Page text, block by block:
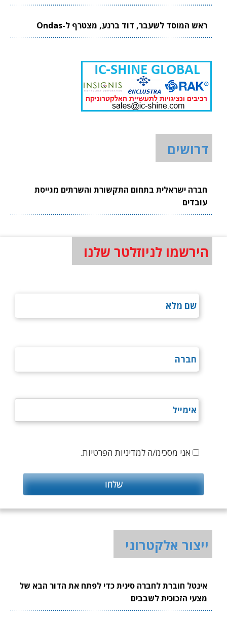
ראש המוסד לשעבר, דוד ברנע, מצטרף ל-Ondas
דרושים
חברה ישראלית בתחום התקשורת והשרתים מגייסת
עובדים
הירשמו לניוזלטר שלנו
אני מסכימ/ה למדיניות הפרטיות.
ייצור אלקטרוני
אינטל חוברת לחברה סינית כדי לפתח את הדור הבא של
מצעי הזכוכית לשבבים